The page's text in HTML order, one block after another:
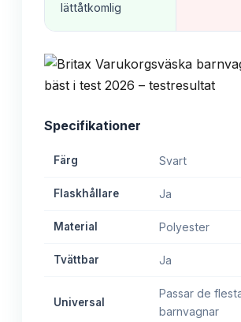
lättåtkomlig
Specifikationer
Färg Svart
Flaskhållare Ja
Material Polyester
Tvättbar Ja
Universal
Passar de
barnvagnar